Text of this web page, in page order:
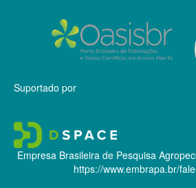
Suportado por
Empresa Brasileira de Pesquisa
https://www.embrapa.br/